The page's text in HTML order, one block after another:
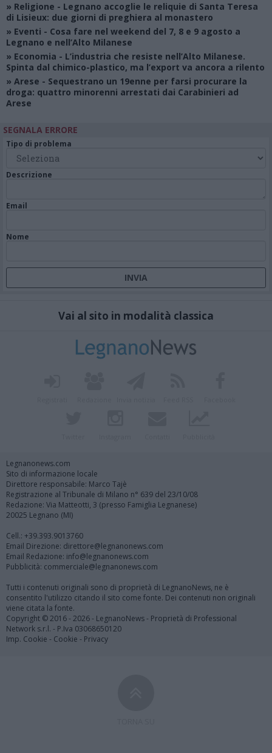
» Religione - Legnano accoglie le reliquie di Santa Teresa
di Lisieux: due giorni di preghiera al monastero
» Eventi - Cosa fare nel weekend del 7, 8 e 9 agosto a
Legnano e nell’Alto Milanese
» Economia - L’industria che resiste nell’Alto Milanese.
Spinta dal chimico-plastico, ma l’export va ancora a rilento
» Arese - Sequestrano un 19enne per farsi procurare la
droga: quattro minorenni arrestati dai Carabinieri ad
Arese
SEGNALA ERRORE
Tipo di problema
Descrizione
Email
Nome
Vai al sito in modalità classica
Legnanonews.com
Sito di informazione locale
Direttore responsabile: Marco Tajè
Registrazione al Tribunale di Milano n° 639 del 23/10/08
Redazione: Via Matteotti, 3 (presso Famiglia Legnanese)
20025 Legnano (MI)
Cell.: +39.393.9013760
Email Direzione: direttore@legnanonews.com
Email Redazione: info@legnanonews.com
Pubblicità: commerciale@legnanonews.com
Tutti i contenuti originali sono di proprietà di LegnanoNews, ne è
consentito l'utilizzo citando il sito come fonte. Dei contenuti non originali
viene citata la fonte.
Copyright © 2016 - 2026 - LegnanoNews - Proprietà di Professional
Network s.r.l. - P.Iva 03068650120
Imp. Cookie - Cookie - Privacy